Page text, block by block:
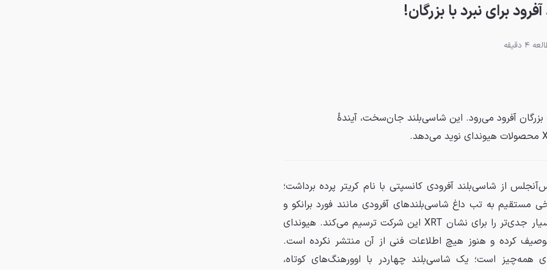
برای نبرد با بزرگان!
4 دقیقه
آفرود می‌رود. این شاسی‌بلند جان‌سخت، آیندهٔ
از شاسی‌بلند آفرودی کانسپتی با نام کریتر پرده برداشت؛
مستقیم به تب داغ شاسی‌بلندهای آفرودی مانند فورد برانکو و
تویوتا لندکروزر باشد و آینده‌ای بسیار جدی‌تر را برای نشان XRT این شرکت ترسیم می‌کند. هیوندای
کرده و هنوز هیچ اطلاعات فنی از آن منتشر نکرده است.
همه‌چیز است؛ یک شاسی‌بلند چهاردر با اوورهنگ‌های کوتاه،